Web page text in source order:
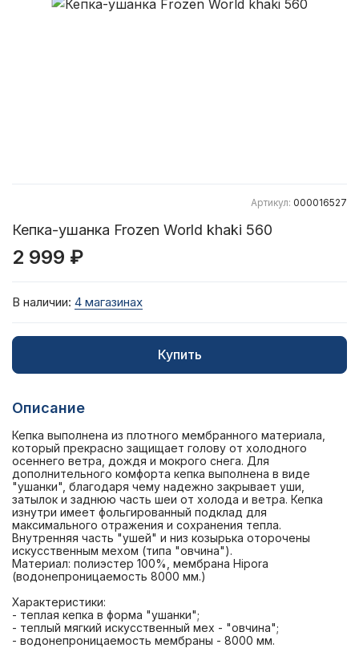
Артикул: 000016527
Кепка-ушанка Frozen World khaki 560
2 999 ₽
В наличии: 4 магазинах
Купить
Описание
Кепка выполнена из плотного мембранного материала,
который прекрасно защищает голову от холодного
осеннего ветра, дождя и мокрого снега. Для
дополнительного комфорта кепка выполнена в виде
"ушанки", благодаря чему надежно закрывает уши,
затылок и заднюю часть шеи от холода и ветра. Кепка
изнутри имеет фольгированный подклад для
максимального отражения и сохранения тепла.
Внутренняя часть "ушей" и низ козырька оторочены
искусственным мехом (типа "овчина").
Материал: полиэстер 100%, мембрана Hipora
(водонепроницаемость 8000 мм.)
Характеристики:
- теплая кепка в форма "ушанки";
- теплый мягкий искусственный мех - "овчина";
- водонепроницаемость мембраны - 8000 мм.